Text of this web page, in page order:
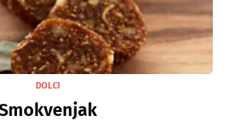
DOLCI